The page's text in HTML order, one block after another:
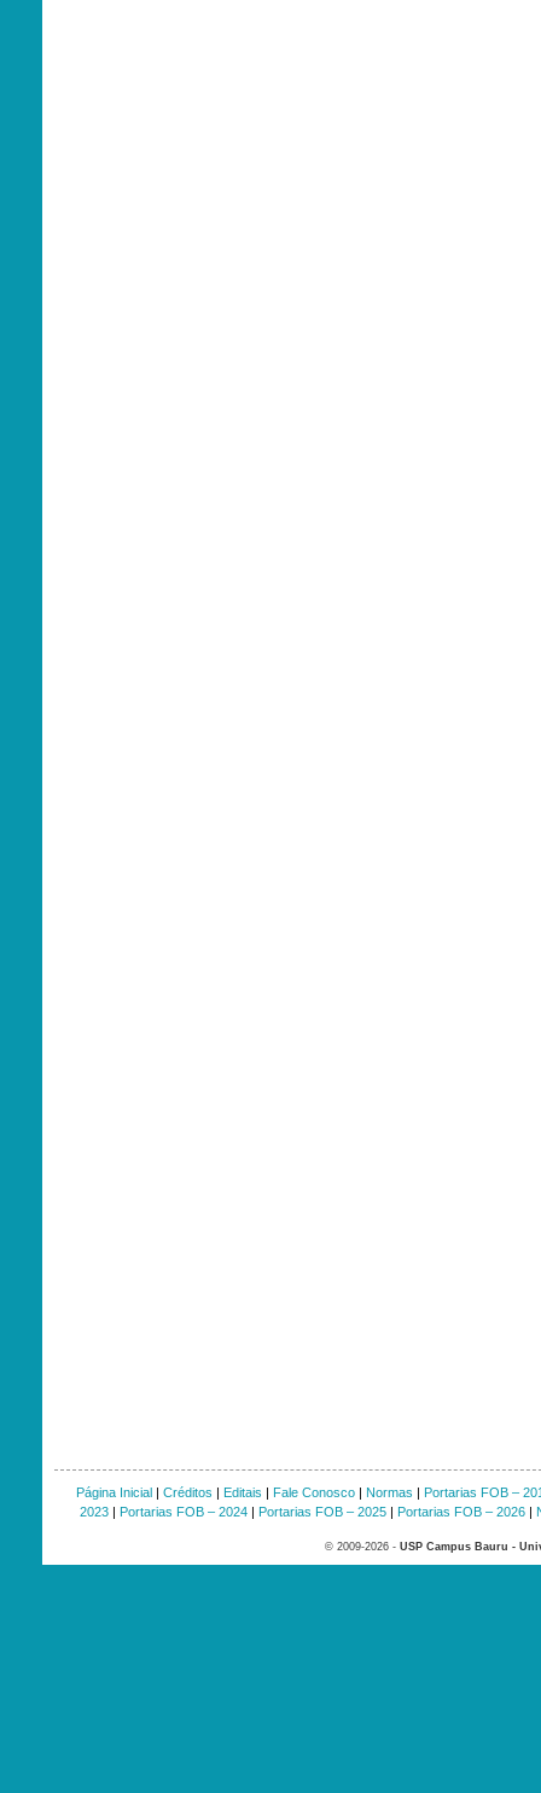
Página Inicial| Créditos | Editais | Fale Conosco| Normas | Portarias FOB –
2023| Portarias FOB – 2024| Portarias FOB – 2025| Portarias FOB – 2026|
© 2009-2026 - USP Campus Bauru -